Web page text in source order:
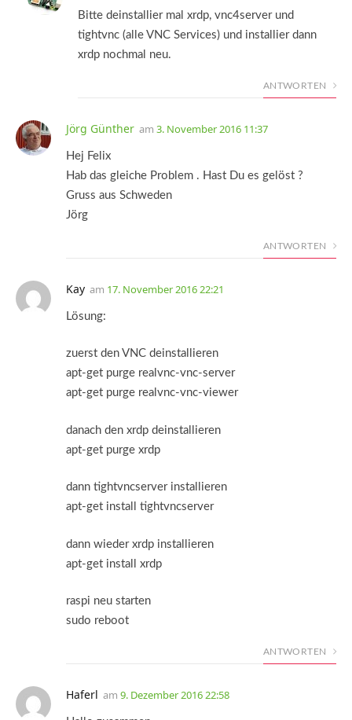
Bitte deinstallier mal xrdp, vnc4server und
tightvnc (alle VNC Services) und installier dann
xrdp nochmal neu.
ANTWORTEN
Jörg Günther am 3. November 2016 11:37
Hej Felix
Hab das gleiche Problem . Hast Du es gelöst ?
Gruss aus Schweden
Jörg
ANTWORTEN
Kay am 17. November 2016 22:21
Lösung:
zuerst den VNC deinstallieren
apt-get purge realvnc-vnc-server
apt-get purge realvnc-vnc-viewer
danach den xrdp deinstallieren
apt-get purge xrdp
dann tightvncserver installieren
apt-get install tightvncserver
dann wieder xrdp installieren
apt-get install xrdp
raspi neu starten
sudo reboot
ANTWORTEN
Haferl am 9. Dezember 2016 22:58